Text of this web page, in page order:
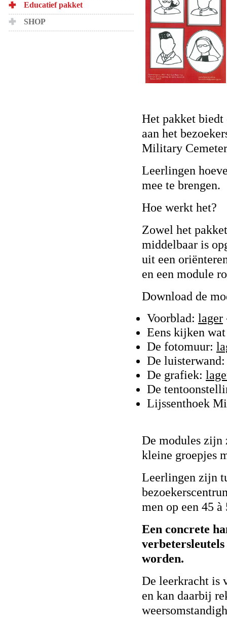
Educatief pakket
SHOP
Het pakket biedt
aan het
Military
Leerlingen
mee te brengen.
Hoe werkt het?
Zowel het
middelbaar is
uit een
en een module
Download de
Voorblad: lager
Eens kijken
De fotomuur:
De
De grafiek:
De
Lijssenthoek
De modules zijn
kleine groepjes
Leerlingen zijn
men op een 45
Een concrete
worden.
De leerkracht is
en kan daarbij